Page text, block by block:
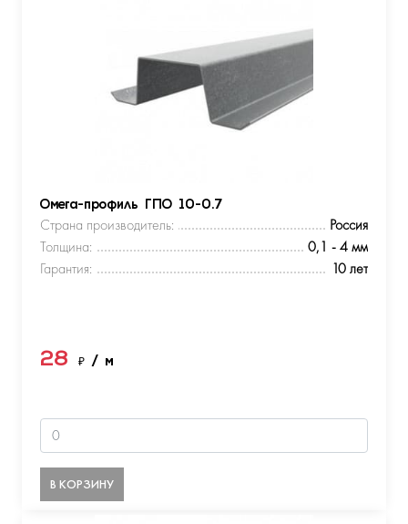
Омега-профиль ГПО 10-0.7
Страна производитель:
Россия
Толщина:
0,1 - 4 мм
Гарантия:
10 лет
28 ₽ / м
В КОРЗИНУ